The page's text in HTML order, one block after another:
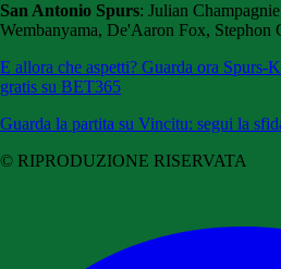
San Antonio Spurs: Julian
Wembanyama, De'Aaron Fox, Stephon
E allora che aspetti? Guarda ora Spurs-
gratis su BET365
Guarda la partita su Vincitu: segui la
© RIPRODUZIONE RISERVATA